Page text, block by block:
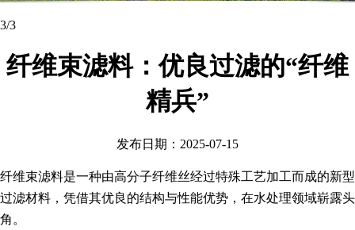
1/3
纤维束滤料：优良过滤的“纤维
精兵”
发布日期：2025-07-15
纤维束滤料是一种由高分子纤维丝经过特殊工艺加工而成的新型
过滤材料，凭借其优良的结构与性能优势，在水处理领域崭露头
角。